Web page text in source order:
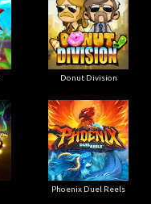
Donut Division
Phoenix Duel Reels